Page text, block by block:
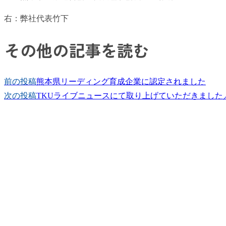
右：弊社代表竹下
その他の記事を読む
前の投稿熊本県リーディング育成企業に認定されました
次の投稿TKUライブニュースにて取り上げていただきました